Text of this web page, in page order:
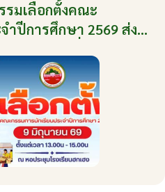
รมเลือกตั้งคณะ
ำปีการศึกษา 2569 ส่ง
งเรียน วันที่ 9 มิถุนายน